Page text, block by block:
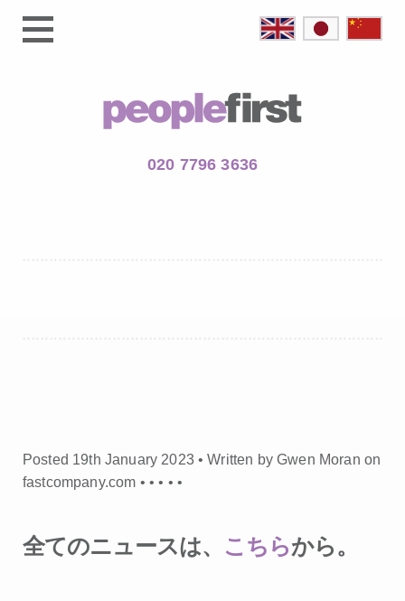
020 7796 3636
Posted 19th January 2023 • Written by Gwen Moran on
fastcompany.com • •• • •
全てのニュースは、 こちらから。